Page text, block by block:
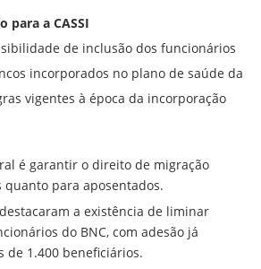
para a CASSI
de inclusão dos funcionários
incorporados no plano de saúde da
vigentes à época da incorporação
é garantir o direito de migração
para aposentados.
a existência de liminar
do BNC, com adesão já
de 1.400 beneficiários.